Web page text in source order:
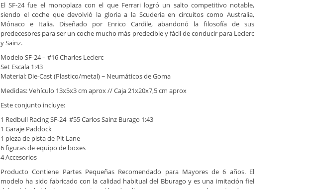
El SF-24 fue el monoplaza con el que Ferrari logró un salto competitivo notable,
siendo el coche que devolvió la gloria a la Scuderia en circuitos como Australia,
Mónaco e Italia. Diseñado por Enrico Cardile, abandonó la filosofía de sus
predecesores para ser un coche mucho más predecible y fácil de conducir para Leclerc
y Sainz.
Modelo SF-24 – #16 Charles Leclerc
Set Escala 1:43
Material: Die-Cast (Plastico/metal) ~ Neumáticos de Goma
Medidas: Vehículo 13x5x3 cm aprox // Caja 21x20x7,5 cm aprox
Este conjunto incluye:
1 Redbull Racing SF-24 #55 Carlos Sainz Burago 1:43
1 Garaje Paddock
1 pieza de pista de Pit Lane
6 figuras de equipo de boxes
4 Accesorios
Producto Contiene Partes Pequeñas Recomendado para Mayores de 6 años. El
modelo ha sido fabricado con la calidad habitual del Bburago y es una imitación fiel